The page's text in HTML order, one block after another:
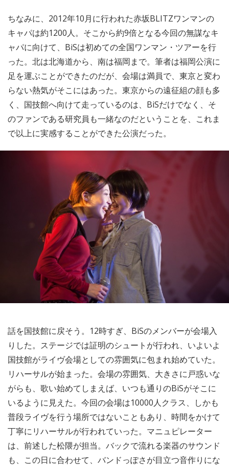
ちなみに、2012年10月に行われた赤坂BLITZワンマンの
キャパは約1200人。そこから約9倍となる今回の無謀なキ
ャパに向けて、BiSは初めての全国ワンマン・ツアーを行
った。北は北海道から、南は福岡まで。筆者は福岡公演に
足を運ぶことができたのだが、会場は満員で、東京と変わ
らない熱気がそこにはあった。東京からの遠征組の顔も多
く、国技館へ向けて走っているのは、BiSだけでなく、そ
のファンである研究員も一緒なのだということを、これま
で以上に実感することができた公演だった。
話を国技館に戻そう。12時すぎ、BiSのメンバーが会場入
りした。ステージでは証明のシュートが行われ、いよいよ
国技館がライヴ会場としての雰囲気に包まれ始めていた。
リハーサルが始まった。会場の雰囲気、大きさに戸惑いな
がらも、歌い始めてしまえば、いつも通りのBiSがそこに
いるように見えた。今回の会場は10000人クラス、しかも
普段ライヴを行う場所ではないこともあり、時間をかけて
丁寧にリハーサルが行われていった。マニュピレーター
は、前述した松隈が担当。バックで流れる楽器のサウンド
も、この日に合わせて、バンドっぽさが目立つ音作りにな